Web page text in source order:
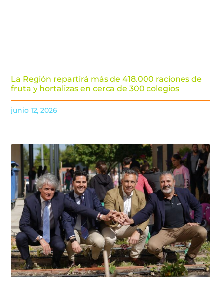
La Región repartirá más de 418.000 raciones de
fruta y hortalizas en cerca de 300 colegios
junio 12, 2026